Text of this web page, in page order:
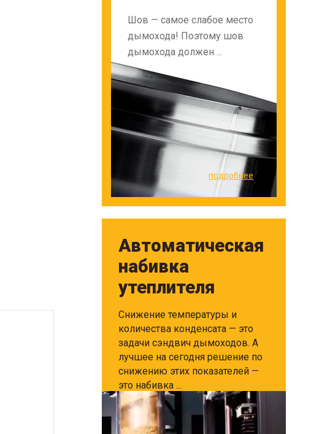
Шов — самое слабое место
дымохода! Поэтому шов
дымохода должен ...
подробнее
Автоматическая
набивка
утеплителя
Снижение температуры и
количества конденсата — это
задачи сэндвич дымоходов. А
лучшее на сегодня решение по
снижению этих показателей —
это набивка ...